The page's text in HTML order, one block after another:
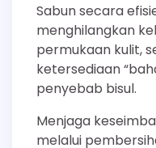
Sabun secara
menghilangkan
permukaan kulit,
ketersediaan
penyebab bisul.
Menjaga
melalui